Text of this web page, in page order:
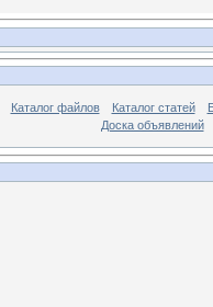
Каталог файлов Каталог статей
Доска объявлений